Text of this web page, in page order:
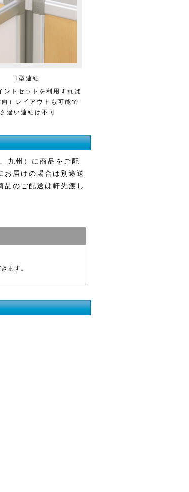
T型連結
ントセットを利用すれば
）レイアウトも可能で
違い連結は不可
九州）に商品をご配
お届けの場合は別途送
品のご配送は軒先渡し
ます。